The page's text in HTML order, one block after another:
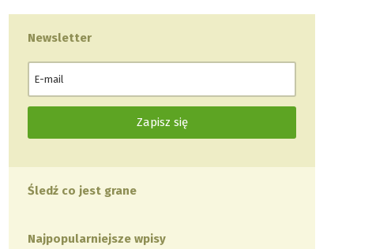
Newsletter
Śledź co jest grane
Najpopularniejsze wpisy